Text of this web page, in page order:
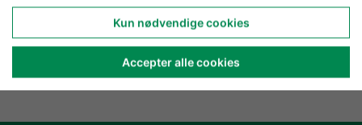
Kun nødvendige cookies
Accepter alle cookies